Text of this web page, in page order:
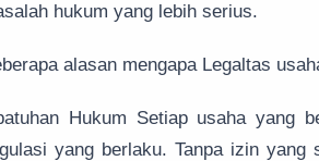
hukum yang lebih serius.
alasan mengapa Legaltas
Hukum Setiap usaha yang
yang berlaku. Tanpa izin